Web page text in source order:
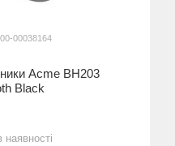
00038164
Acme BH203
Black